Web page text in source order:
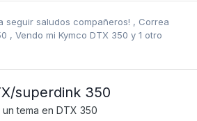
seguir saludos compañeros! , Correa
, Vendo mi Kymco DTX 350 y 1 otro
superdink 350
tema en DTX 350